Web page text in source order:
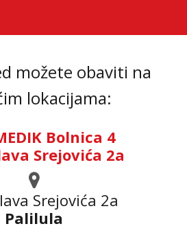
možete obaviti na
lokacijama:
Bolnica 4
Srejovića 2a
Srejovića 2а
Palilula